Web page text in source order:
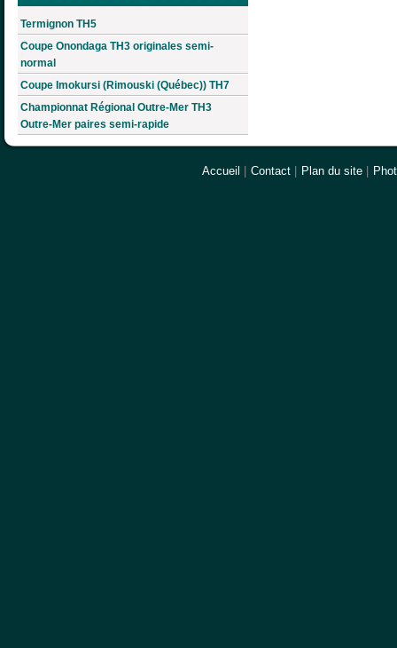
Termignon TH5
Coupe Onondaga TH3 originales semi-
normal
Coupe Imokursi (Rimouski (Québec)) TH7
Championnat Régional Outre-Mer TH3
Outre-Mer paires semi-rapide
Accueil Contact Plan du site